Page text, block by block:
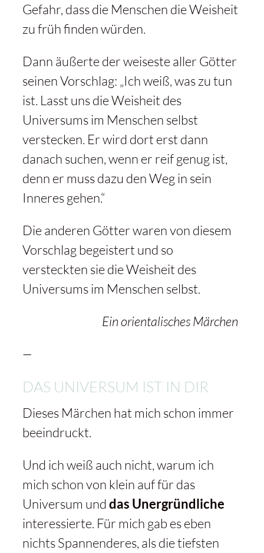
Gefahr, dass die Menschen die Weisheit
zu früh finden würden.
Dann äußerte der weiseste aller Götter
seinen Vorschlag: „Ich weiß, was zu tun
ist. Lasst uns die Weisheit des
Universums im Menschen selbst
verstecken. Er wird dort erst dann
danach suchen, wenn er reif genug ist,
denn er muss dazu den Weg in sein
Inneres gehen.“
Die anderen Götter waren von diesem
Vorschlag begeistert und so
versteckten sie die Weisheit des
Universums im Menschen selbst.
Ein orientalisches Märchen
—
DAS UNIVERSUM IST IN DIR
Dieses Märchen hat mich schon immer
beeindruckt.
Und ich weiß auch nicht, warum ich
mich schon von klein auf für das
Universum unddas Unergründliche
interessierte. Für mich gab es eben
nichts Spannenderes, als die tiefsten